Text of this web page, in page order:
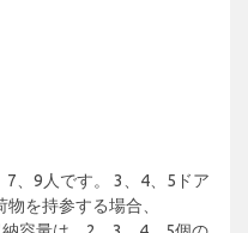
、9人です。 3、4、5ドア
を持参する場合、